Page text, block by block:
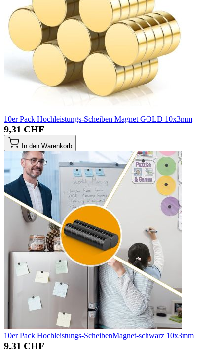
10er Pack Hochleistungs-Scheiben Magnet GOLD 10x3mm
9,31 CHF
In den Warenkorb
10er Pack Hochleistungs-ScheibenMagnet-schwarz 10x3mm
9,31 CHF